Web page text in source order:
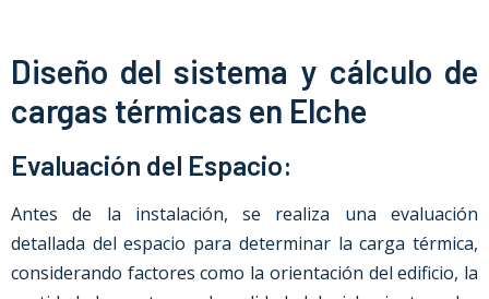
Diseño del sistema y cálculo de
cargas térmicas en Elche
Evaluación del Espacio:
Antes de la instalación, se realiza una evaluación
detallada del espacio para determinar la carga térmica,
considerando factores como la orientación del edificio, la